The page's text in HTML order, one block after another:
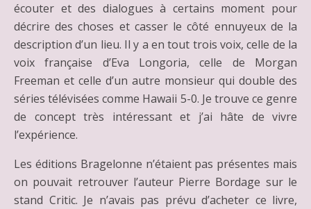
écouter et des dialogues à certains moment pour
décrire des choses et casser le côté ennuyeux de la
description d’un lieu. Il y a en tout trois voix, celle de la
voix française d’Eva Longoria, celle de Morgan
Freeman et celle d’un autre monsieur qui double des
séries télévisées comme Hawaii 5-0. Je trouve ce genre
de concept très intéressant et j’ai hâte de vivre
l’expérience.
Les éditions Bragelonne n’étaient pas présentes mais
on pouvait retrouver l’auteur Pierre Bordage sur le
stand Critic. Je n’avais pas prévu d’acheter ce livre,